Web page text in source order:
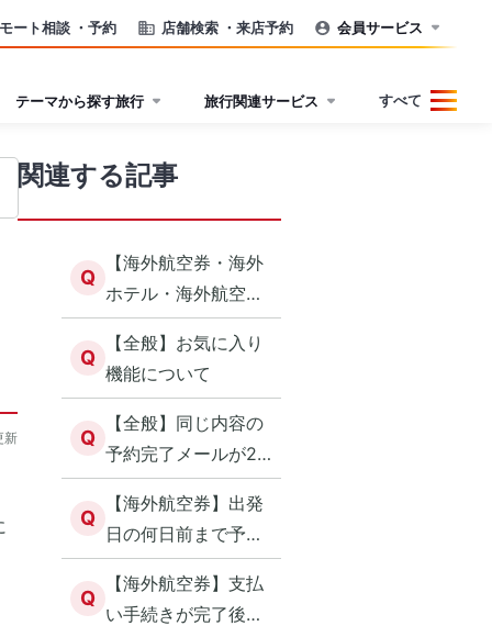
ート相談 ・予約 店舗検索 ・来店予約 会員サービス
テーマから探す旅行 旅行関連サービス すべて
新
関連する記事
Q
【海外航空券・海外
ホテル・海外航空券
＋ホテル】エラー表
示時の対応方につい
て
Q
【全般】お気に入り
機能について
Q
【全般】同じ内容の
予約完了メールが2
通届いた場合
Q
【海外航空券】出発
日の何日前まで予約
できますか？
Q
【海外航空券】支払
い手続きが完了後に